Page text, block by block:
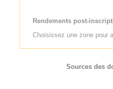
Rendements post-
Choisissez une zone pour
Sources des